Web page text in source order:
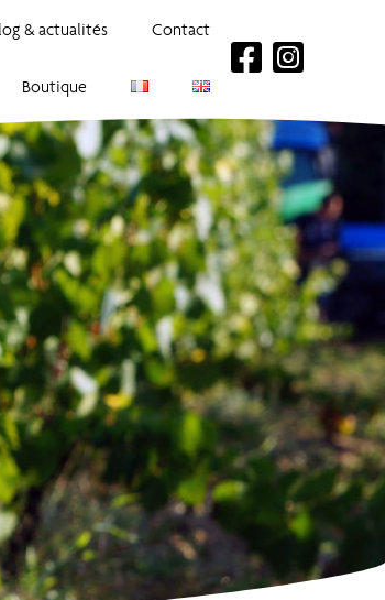
& actualités Contact
Boutique